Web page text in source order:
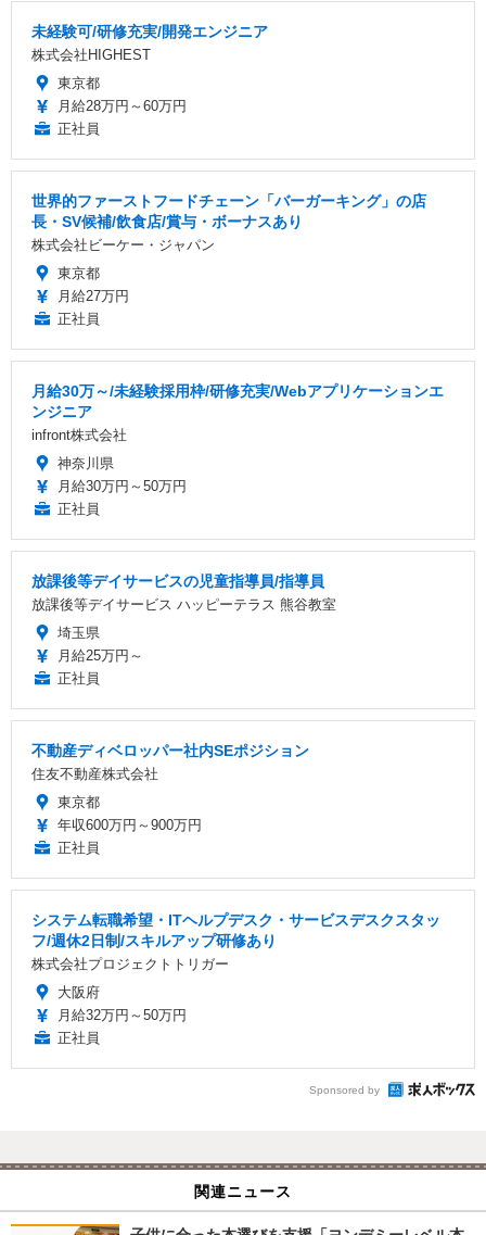
未経験可/研修充実/開発エンジニア
株式会社HIGHEST
東京都
月給28万円～60万円
正社員
世界的ファーストフードチェーン「バーガーキング」の店
長・SV候補/飲食店/賞与・ボーナスあり
株式会社ビーケー・ジャパン
東京都
月給27万円
正社員
月給30万～/未経験採用枠/研修充実/Webアプリケーションエ
ンジニア
infront株式会社
神奈川県
月給30万円～50万円
正社員
放課後等デイサービスの児童指導員/指導員
放課後等デイサービス ハッピーテラス 熊谷教室
埼玉県
月給25万円～
正社員
不動産ディベロッパー社内SEポジション
住友不動産株式会社
東京都
年収600万円～900万円
正社員
システム転職希望・ITヘルプデスク・サービスデスクスタッ
フ/週休2日制/スキルアップ研修あり
株式会社プロジェクトトリガー
大阪府
月給32万円～50万円
正社員
Sponsored by
関連ニュース